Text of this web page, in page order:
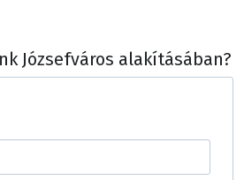
Józsefváros alakításában?